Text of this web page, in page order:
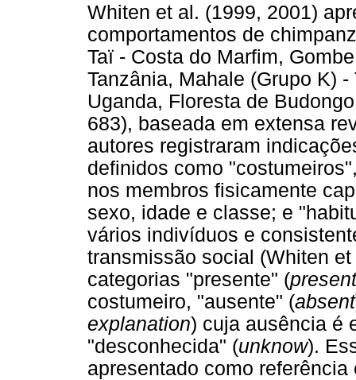
Whiten et al. (1999, 2001)
comportamentos de
Taï - Costa do Marfim,
Tanzânia, Mahale (Grupo K)
Uganda, Floresta de
683), baseada em extensa
autores registraram
definidos como
nos membros fisicamente
sexo, idade e classe; e
vários indivíduos e
transmissão social (Whiten et
categorias "presente" (present
costumeiro, "ausente" (absent
explanation) cuja ausência é
"desconhecida" (unknow).
apresentado como